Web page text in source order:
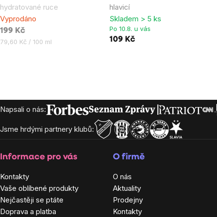
hydratované ruce
5,0
z
5
hvězdiček.
Vyprodáno
199 Kč
Měrná
79,60 Kč / 100 ml
hlavicí
5,0
z
5
Skladem > 5 ks
Po 10.8. u vás
109 Kč
Zápatí
Napsali o nás:
Jsme hrdými partnery klubů:
Informace pro vás
Kontakty
Vaše oblíbené produkty
Nejčastěji se ptáte
Doprava a platba
O firmě
O nás
Aktuality
Prodejny
Kontakty